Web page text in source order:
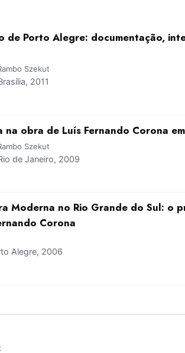
de Porto Alegre: documentação,
Szekut
2011
obra de Luís Fernando Corona
Szekut
de Janeiro, 2009
Moderna no Rio Grande do Sul: o
Corona
Alegre, 2006